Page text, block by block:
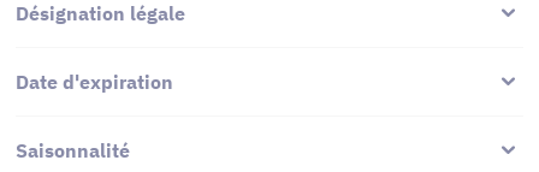
Désignation légale
Date d'expiration
Saisonnalité